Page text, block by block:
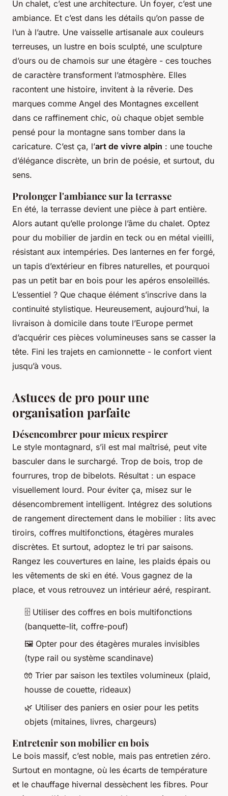
Un chalet, c’est une architecture. Un foyer, c’est une
ambiance. Et c’est dans les détails qu’on passe de
l’un à l’autre. Une vaisselle artisanale aux couleurs
terreuses, un lustre en bois sculpté, une sculpture
d’ours ou de chamois sur une étagère - ces touches
de caractère transforment l’atmosphère. Elles
racontent une histoire, invitent à la rêverie. Des
marques comme Angel des Montagnes excellent
dans ce raffinement chic, où chaque objet semble
pensé pour la montagne sans tomber dans la
caricature. C’est ça, l’art de vivre alpin : une touche
d’élégance discrète, un brin de poésie, et surtout, du
sens.
Prolonger l'ambiance sur la terrasse
En été, la terrasse devient une pièce à part entière.
Alors autant qu’elle prolonge l’âme du chalet. Optez
pour du mobilier de jardin en teck ou en métal vieilli,
résistant aux intempéries. Des lanternes en fer forgé,
un tapis d’extérieur en fibres naturelles, et pourquoi
pas un petit bar en bois pour les apéros ensoleillés.
L’essentiel ? Que chaque élément s’inscrive dans la
continuité stylistique. Heureusement, aujourd’hui, la
livraison à domicile dans toute l’Europe permet
d’acquérir ces pièces volumineuses sans se casser la
tête. Fini les trajets en camionnette - le confort vient
jusqu’à vous.
Astuces de pro pour une
organisation parfaite
Désencombrer pour mieux respirer
Le style montagnard, s’il est mal maîtrisé, peut vite
basculer dans le surchargé. Trop de bois, trop de
fourrures, trop de bibelots. Résultat : un espace
visuellement lourd. Pour éviter ça, misez sur le
désencombrement intelligent. Intégrez des solutions
de rangement directement dans le mobilier : lits avec
tiroirs, coffres multifonctions, étagères murales
discrètes. Et surtout, adoptez le tri par saisons.
Rangez les couvertures en laine, les plaids épais ou
les vêtements de ski en été. Vous gagnez de la
place, et vous retrouvez un intérieur aéré, respirant.
🗄️ Utiliser des coffres en bois multifonctions
(banquette-lit, coffre-pouf)
🖼️ Opter pour des étagères murales invisibles
(type rail ou système scandinave)
🧤 Trier par saison les textiles volumineux (plaid,
housse de couette, rideaux)
🌿 Utiliser des paniers en osier pour les petits
objets (mitaines, livres, chargeurs)
Entretenir son mobilier en bois
Le bois massif, c’est noble, mais pas entretien zéro.
Surtout en montagne, où les écarts de température
et le chauffage hivernal dessèchent les fibres. Pour